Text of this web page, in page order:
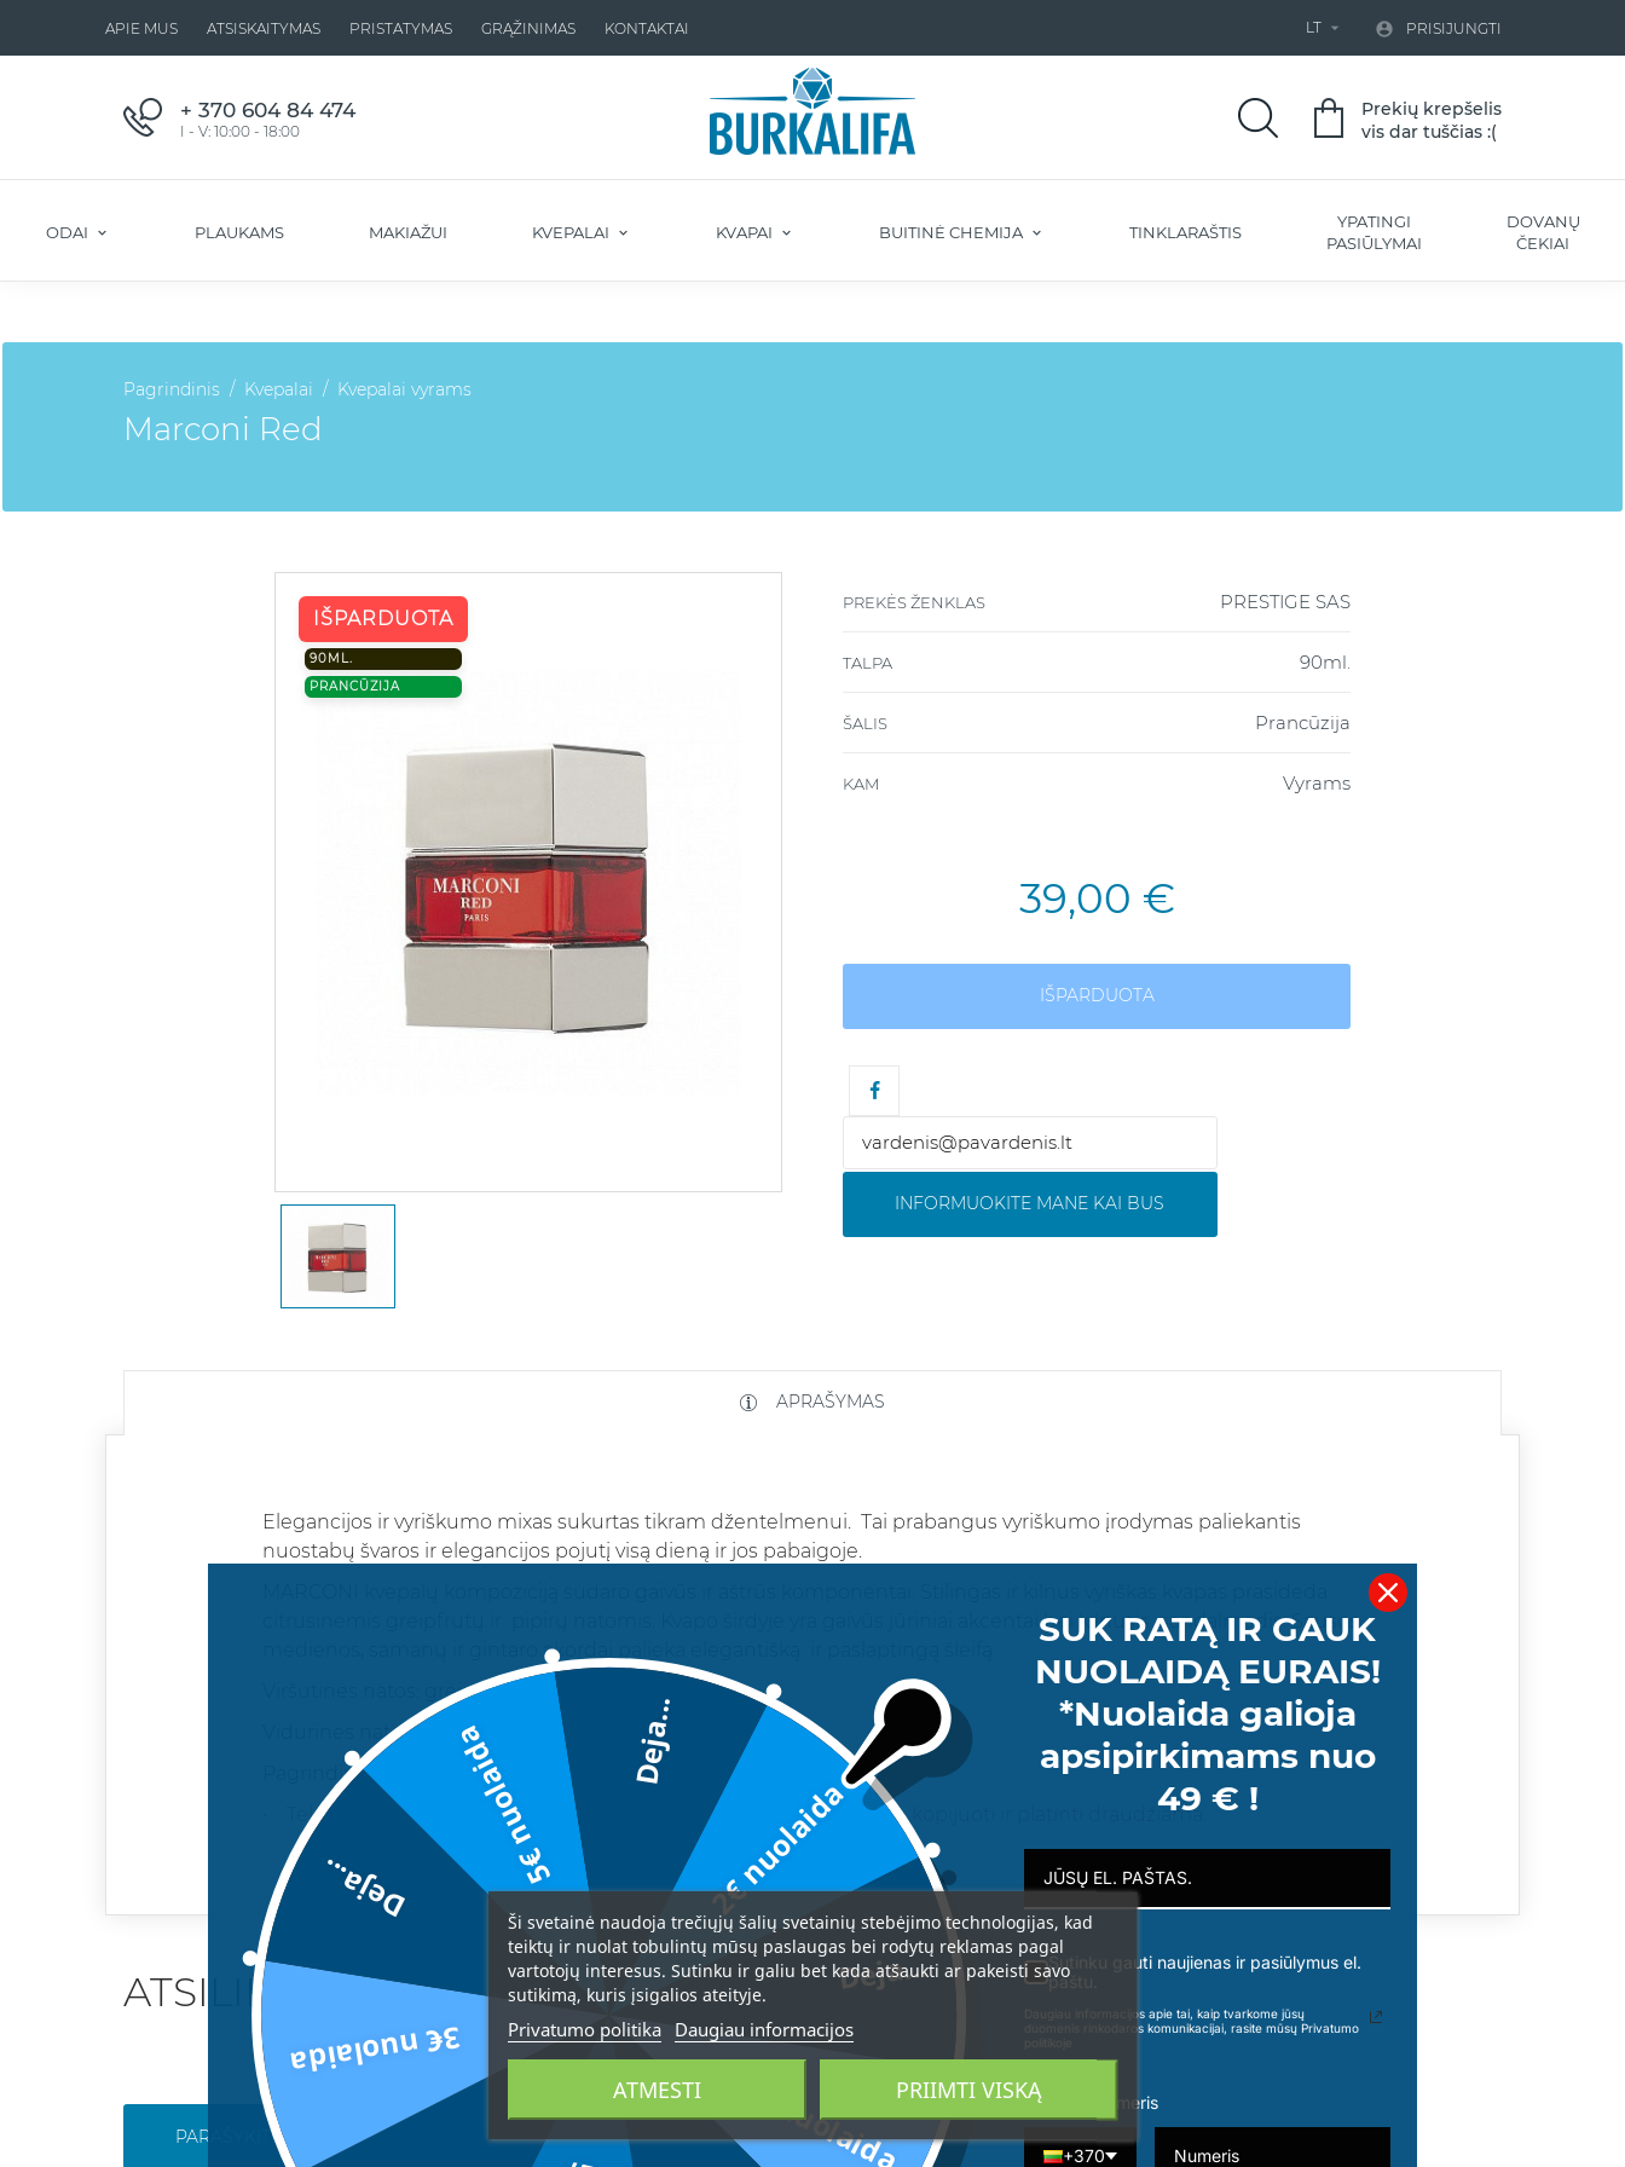
APIE MUS ATSISKAITYMAS PRISTATYMAS GRĄŽINIMAS KONTAKTAI LT   PRISIJUNGTI
+ 370 604 84 474
I - V: 10:00 - 18:00
Prekių krepšelis
vis dar tuščias :(
ODAI PLAUKAMS MAKIAŽUI KVEPALAI KVAPAI BUITINĖ CHEMIJA TINKLARAŠTIS
YPATINGI
PASIŪLYMAI
DOVANŲ
ČEKIAI
Pagrindinis Kvepalai Kvepalai vyrams
Marconi Red
IŠPARDUOTA
90ML.
PRANCŪZIJA
PREKĖS ŽENKLAS PRESTIGE SAS
TALPA 90ml.
ŠALIS Prancūzija
KAM Vyrams
39,00 €
IŠPARDUOTA
INFORMUOKITE MANE KAI BUS
APRAŠYMAS
Elegancijos ir vyriškumo mixas sukurtas tikram džentelmenui. Tai prabangus vyriškumo įrodymas paliekantis
nuostabų švaros ir elegancijos pojutį visą dieną ir jos pabaigoje.
citrusinėmis greipfrutų ir pipirų natomis. Kvapo širdyje yra gaivūs jūriniai akcentai bei kilnusis sandalmedis. Sausos
medienos, samanų ir gintaro akordai palieka elegantišką ir paslaptingą šleifą.
Viršutinės natos: greipfrutas, rožiniai pipirai
Vidurinės natos: sandalmedis,
Pagrindinės natos: gintaras, kedras, samana, mediena
• Tekstas ir nuotraukos yra UAB Burkalifa intelektualinė nuosavybė, kopijuoti ir platinti draudžiama.
ATSILIEPIMAI
PARAŠYKITE SAVO ATSILIEPIMĄ
Ši svetainė naudoja trečiųjų šalių svetainių stebėjimo technologijas, kad
teiktų ir nuolat tobulintų mūsų paslaugas bei rodytų reklamas pagal
vartotojų interesus. Sutinku ir galiu bet kada atšaukti ar pakeisti savo
sutikimą, kuris įsigalios ateityje.
Privatumo politika Daugiau informacijos
ATMESTI PRIIMTI VISKĄ
2€ nuolaida
Deja...
3€ nuolaida
3€ nuolaida
Deja... 5€ nuolaida Deja...
SUK RATĄ IR GAUK
NUOLAIDĄ EURAIS!
*Nuolaida galioja
apsipirkimams nuo
49 € !
Sutinku gauti naujienas ir pasiūlymus el.
paštu.
Daugiau informacijos apie tai, kaip tvarkome jūsų
duomenis rinkodaros komunikacijai, rasite mūsų Privatumo
politikoje
Telefono numeris
+370